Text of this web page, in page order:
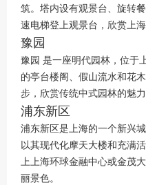
筑。塔内设有观景台、旋转
速电梯登上观景台，欣赏上海
豫园
豫园 是一座明代园林，位于
的亭台楼阁、假山流水和花
步，欣赏传统中式园林的魅力
浦东新区
浦东新区是上海的一个新兴
以其现代化摩天大楼和充满
上上海环球金融中心或金茂
丽景色。